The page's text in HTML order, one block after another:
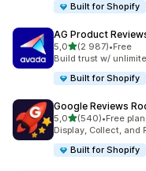
Built for Shopify
AG Product
5,0av 5 stjerner
(2 987)
Totalt 2987 omtaler
•Free
Build trust w/
Built for Shopify
Google Reviews
5,0av 5 stjerner
(540)
Totalt 540 omtaler
•Free
Display, Collect, and
Built for Shopify